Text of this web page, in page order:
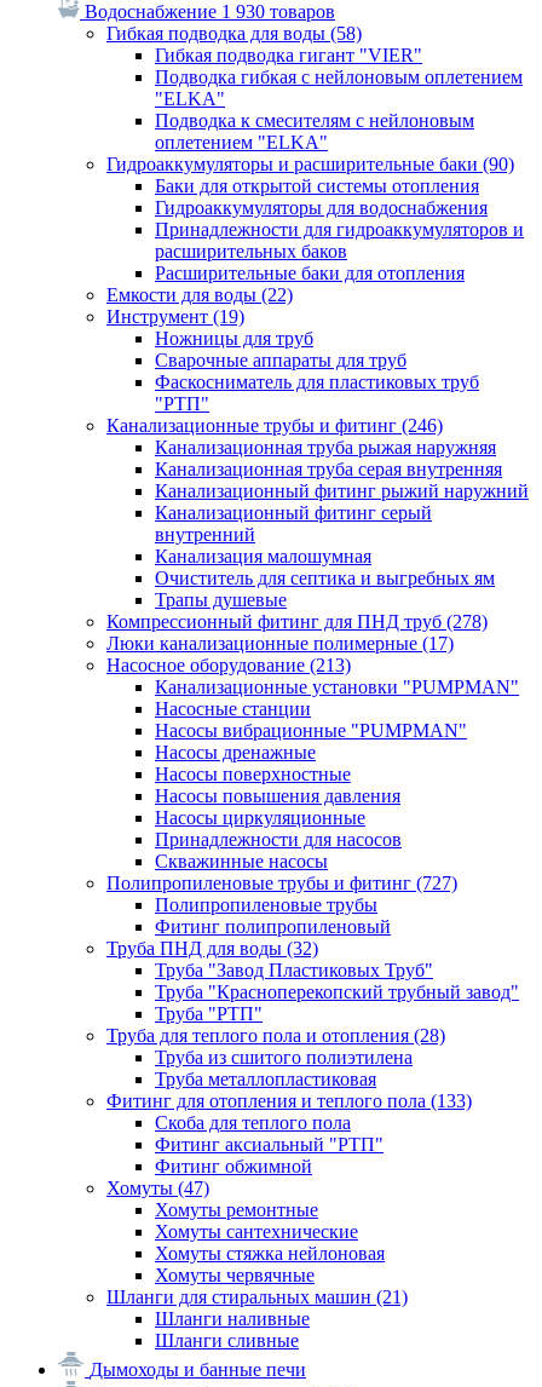
Водоснабжение 1 930 товаров
Гибкая подводка для воды (58)
Гибкая подводка гигант "VIER"
Подводка гибкая с нейлоновым оплетением
"ELKA"
Подводка к смесителям с нейлоновым
оплетением "ELKA"
Гидроаккумуляторы и расширительные баки (90)
Баки для открытой системы отопления
Гидроаккумуляторы для водоснабжения
Принадлежности для гидроаккумуляторов и
расширительных баков
Расширительные баки для отопления
Емкости для воды (22)
Инструмент (19)
Ножницы для труб
Сварочные аппараты для труб
Фаскосниматель для пластиковых труб
"РТП"
Канализационные трубы и фитинг (246)
Канализационная труба рыжая наружняя
Канализационная труба серая внутренняя
Канализационный фитинг рыжий наружний
Канализационный фитинг серый
внутренний
Канализация малошумная
Очиститель для септика и выгребных ям
Трапы душевые
Компрессионный фитинг для ПНД труб (278)
Люки канализационные полимерные (17)
Насосное оборудование (213)
Канализационные установки "PUMPMAN"
Насосные станции
Насосы вибрационные "PUMPMAN"
Насосы дренажные
Насосы поверхностные
Насосы повышения давления
Насосы циркуляционные
Принадлежности для насосов
Скважинные насосы
Полипропиленовые трубы и фитинг (727)
Полипропиленовые трубы
Фитинг полипропиленовый
Труба ПНД для воды (32)
Труба "Завод Пластиковых Труб"
Труба "Красноперекопский трубный завод"
Труба "РТП"
Труба для теплого пола и отопления (28)
Труба из сшитого полиэтилена
Труба металлопластиковая
Фитинг для отопления и теплого пола (133)
Скоба для теплого пола
Фитинг аксиальный "РТП"
Фитинг обжимной
Хомуты (47)
Хомуты ремонтные
Хомуты сантехнические
Хомуты стяжка нейлоновая
Хомуты червячные
Шланги для стиральных машин (21)
Шланги наливные
Шланги сливные
Дымоходы и банные печи